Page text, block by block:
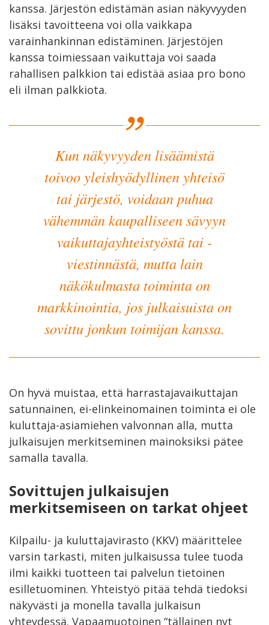
kanssa. Järjestön edistämän asian näkyvyyden
lisäksi tavoitteena voi olla vaikkapa
varainhankinnan edistäminen. Järjestöjen
kanssa toimiessaan vaikuttaja voi saada
rahallisen palkkion tai edistää asiaa pro bono
eli ilman palkkiota.
Kun näkyvyyden lisäämistä
toivoo yleishyödyllinen yhteisö
tai järjestö, voidaan puhua
vähemmän kaupalliseen sävyyn
vaikuttajayhteistyöstä tai -
viestinnästä, mutta lain
näkökulmasta toiminta on
markkinointia, jos julkaisuista on
sovittu jonkun toimijan kanssa.
On hyvä muistaa, että harrastajavaikuttajan
satunnainen, ei-elinkeinomainen toiminta ei ole
kuluttaja-asiamiehen valvonnan alla, mutta
julkaisujen merkitseminen mainoksiksi pätee
samalla tavalla.
Sovittujen julkaisujen
merkitsemiseen on tarkat ohjeet
Kilpailu- ja kuluttajavirasto (KKV) määrittelee
varsin tarkasti, miten julkaisussa tulee tuoda
ilmi kaikki tuotteen tai palvelun tietoinen
esilletuominen. Yhteistyö pitää tehdä tiedoksi
näkyvästi ja monella tavalla julkaisun
yhteydessä. Vapaamuotoinen “tällainen nyt